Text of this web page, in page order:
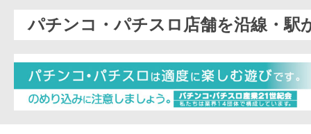
パチンコ・パチスロ店舗を沿線・駅